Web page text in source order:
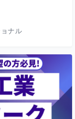
ナル